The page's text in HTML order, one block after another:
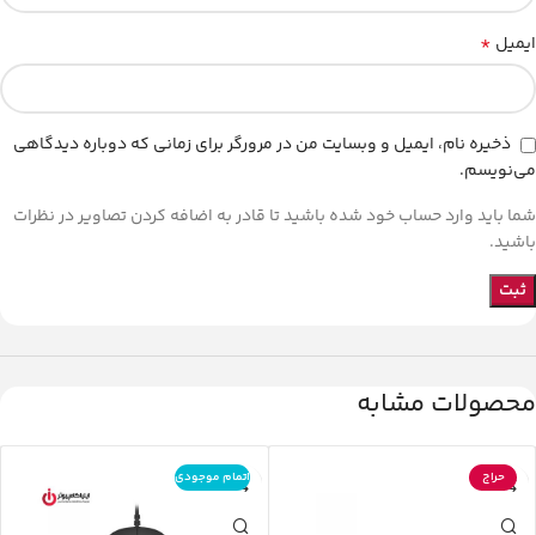
ایمیل *
ذخیره نام، ایمیل و وبسایت من در مرورگر برای زمانی که دوباره دیدگاهی
می‌نویسم.
شما باید وارد حساب خود شده باشید تا قادر به اضافه کردن تصاویر در نظرات
باشید.
محصولات مشابه
حراج اتمام موجودی